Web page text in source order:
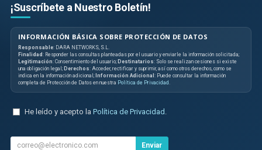
¡Suscríbete a Nuestro Boletín!
INFORMACIÓN BÁSICA SOBRE PROTECCIÓN DE DATOS
Responsable: DARA NETWORKS, S.L.
Finalidad : Responder las consultas planteadas por el usuario y enviarle la información solicitada;
Legitimación: Consentimiento del usuario; Destinatarios: Solo se realizan cesiones si existe
una obligación legal; Derechos: Acceder, rectificar y suprimir, así como otros derechos, como se
indica en la información adicional; Información Adicional : Puede consultar la información
completa de Protección de Datos en nuestra Política de Privacidad
He leído y acepto la Política de Privacidad
Enviar